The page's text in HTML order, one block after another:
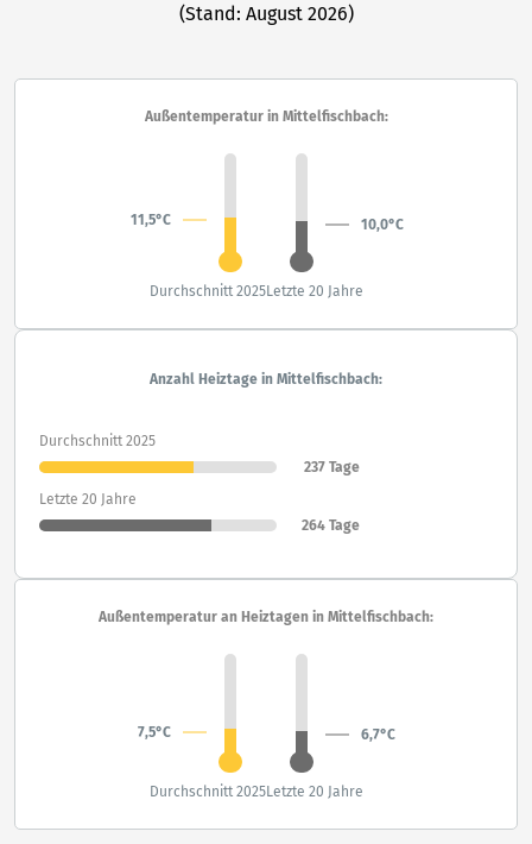
(Stand: August 2026)
Außentemperatur in Mittelfischbach:
11,5°C 10,0°C
Durchschnitt 2025Letzte 20 Jahre
Anzahl Heiztage in Mittelfischbach:
Durchschnitt 2025
237 Tage
Letzte 20 Jahre
264 Tage
Außentemperatur an Heiztagen in Mittelfischbach:
7,5°C 6,7°C
Durchschnitt 2025Letzte 20 Jahre